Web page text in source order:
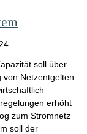
soll über
von Netzentgelten
erhöht
zum Stromnetz
soll der